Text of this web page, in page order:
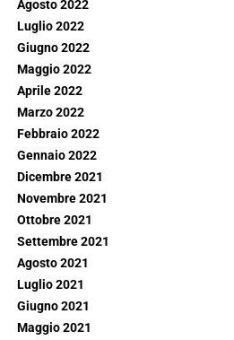
Agosto 2022
Luglio 2022
Giugno 2022
Maggio 2022
Aprile 2022
Marzo 2022
Febbraio 2022
Gennaio 2022
Dicembre 2021
Novembre 2021
Ottobre 2021
Settembre 2021
Agosto 2021
Luglio 2021
Giugno 2021
Maggio 2021